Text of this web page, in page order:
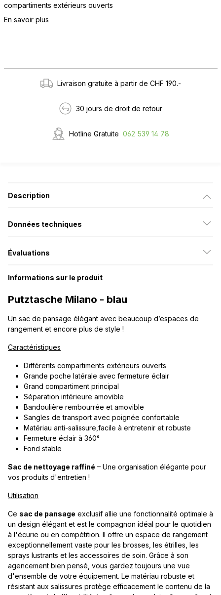
compartiments extérieurs ouverts
En savoir plus
Livraison gratuite à partir de CHF 190.-
30 jours de droit de retour
Hotline Gratuite 062 539 14 78
Description
Données techniques
Évaluations
Informations sur le produit
Putztasche Milano - blau
Un sac de pansage élégant avec beaucoup d’espaces de
rangement et encore plus de style !
Caractéristiques
Différents compartiments extérieurs ouverts
Grande poche latérale avec fermeture éclair
Grand compartiment principal
Séparation intérieure amovible
Bandoulière rembourrée et amovible
Sangles de transport avec poignée confortable
Matériau anti-salissure,facile à entretenir et robuste
Fermeture éclair à 360°
Fond stable
Sac de nettoyage raffiné – Une organisation élégante pour
vos produits d'entretien !
Utilisation
Ce sac de pansage exclusif allie une fonctionnalité optimale à
un design élégant et est le compagnon idéal pour le quotidien
à l'écurie ou en compétition. Il offre un espace de rangement
exceptionnellement vaste pour les brosses, les étrilles, les
sprays lustrants et les accessoires de soin. Grâce à son
agencement bien pensé, vous gardez toujours une vue
d'ensemble de votre équipement. Le matériau robuste et
résistant aux salissures protège efficacement le contenu de la